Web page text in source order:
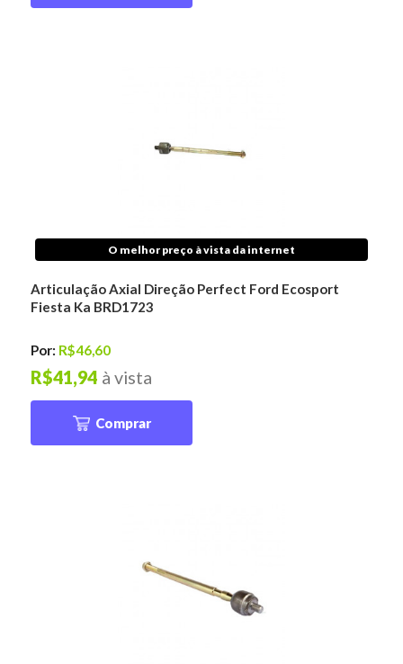
O melhor preço à vista da internet
Articulação Axial Direção Perfect Ford Ecosport
Fiesta Ka BRD1723
Por: R$46,60
à vista
R$41,94
Comprar